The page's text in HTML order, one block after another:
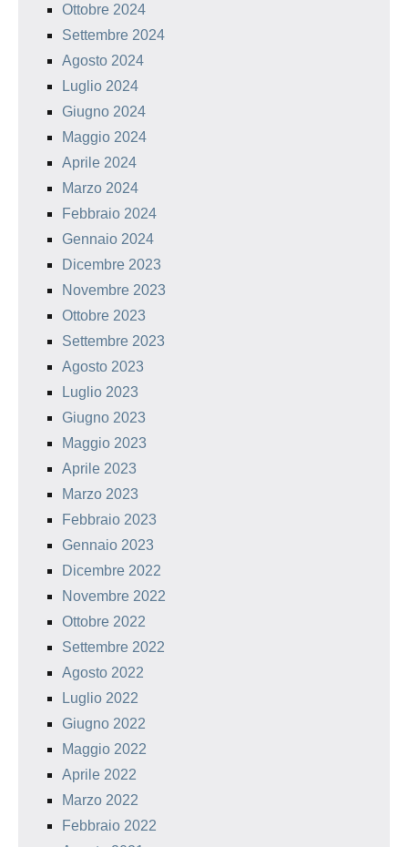
Ottobre 2024
Settembre 2024
Agosto 2024
Luglio 2024
Giugno 2024
Maggio 2024
Aprile 2024
Marzo 2024
Febbraio 2024
Gennaio 2024
Dicembre 2023
Novembre 2023
Ottobre 2023
Settembre 2023
Agosto 2023
Luglio 2023
Giugno 2023
Maggio 2023
Aprile 2023
Marzo 2023
Febbraio 2023
Gennaio 2023
Dicembre 2022
Novembre 2022
Ottobre 2022
Settembre 2022
Agosto 2022
Luglio 2022
Giugno 2022
Maggio 2022
Aprile 2022
Marzo 2022
Febbraio 2022